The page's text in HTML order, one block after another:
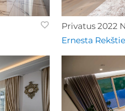
Privatus 2022
Ernesta